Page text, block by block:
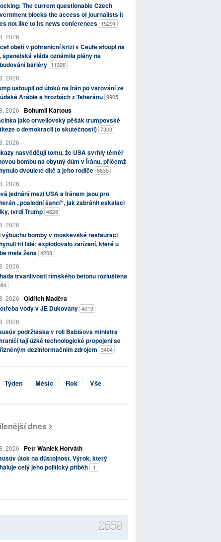
The current questionable Czech
blocks the access of journalists it
not like to its news conferences 15291
2026
obětí v pohraniční krizi v Ceutě stoupl na
španělská vláda oznámila plány na
bariéry 11326
2026
ustoupil od útoků na Írán po varování ze
Arábie a hrozbách z Teheránu 9905
2026
Bohumil Kartous
jako orwellovský pěšák trumpovské
o demokracii (o skutečnosti) 7303
2026
nasvědčují tomu, že USA svrhly téměř
bombu na obytný dům v Íránu, přičemž
dvouleté dítě a jeho rodiče 6635
2026
jednání mezi USA a Íránem jsou pro
„poslední šancí“, jak zabránit eskalaci
tvrdí Trump 4628
2026
výbuchu bomby v moskevské restauraci
tři lidé; explodovalo zařízení, které u
měla žena 4208
2026
trvanlivosti římského betonu rozluštěna
2026 Oldřich Maděra
vody v JE Dukovany 4019
2026
podržtaška v roli Babišova ministra
tají úzké technologické propojení se
dezinformačním zdrojem 3404
Týden Měsíc Rok Vše
dnes
2026
Petr Waniek Horváth
útok na důstojnost. Výrok, který
celý jeho politický příběh
1
2650